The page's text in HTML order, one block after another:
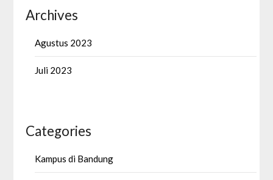
Archives
Agustus 2023
Juli 2023
Categories
Kampus di Bandung